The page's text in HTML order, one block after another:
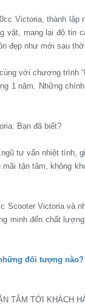
Victoria, thành lập
mang lại độ tin
đẹp như mới sau
với chương trình
1 năm. Những
tư vấn nhiệt tình,
tận tâm, không
Scooter Victoria và
minh đến chất
đối tượng nào?
TÂM TỚI KHÁCH